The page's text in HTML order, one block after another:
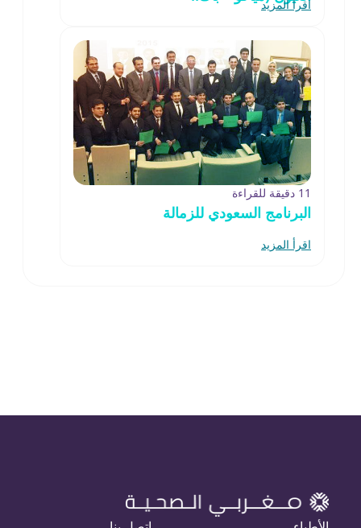
اقرأ المزيد
11 دقيقة للقراءة
البرنامج السعودي للزمالة
اقرأ المزيد